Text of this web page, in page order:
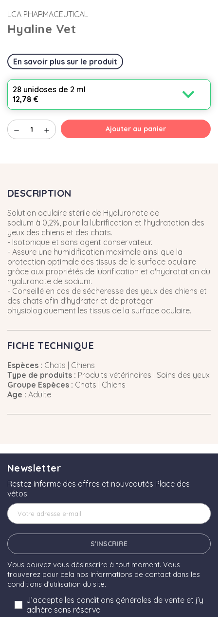
LCA PHARMACEUTICAL
Hyaline Vet
En savoir plus sur le produit
28 unidoses de 2 ml
12,78 €
expand_more
remove add Ajouter au panier
DESCRIPTION
Solution oculaire stérile de Hyaluronate de
sodium à 0,2%, pour la lubrification et l'hydratation des
yeux des chiens et des chats.
- Isotonique et sans agent conservateur.
- Assure une humidification maximale ainsi que la
protection optimale des tissus de la surface oculaire
grâce aux propriétés de lubrification et d'hydratation du
hyaluronate de sodium.
- Conseillé en cas de sécheresse des yeux des chiens et
des chats afin d'hydrater et de protéger
physiologiquement les tissus de la surface oculaire.
FICHE TECHNIQUE
Espèces : Chats | Chiens
Type de produits : Produits vétérinaires | Soins des yeux
Groupe Espèces : Chats | Chiens
Age : Adulte
Newsletter
Restez informé des offres et nouveautés Place des
vétos
S'INSCRIRE
Vous pouvez vous désinscrire à tout moment. Vous
trouverez pour cela nos informations de contact dans les
conditions d'utilisation du site.
J’accepte les conditions générales de vente et j’y
adhère sans réserve